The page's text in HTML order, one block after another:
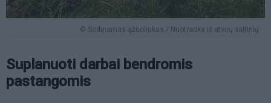
© Sodinamas ąžuoliukas / Nuotrauka iš atvirų šaltinių
Suplanuoti darbai bendromis
pastangomis